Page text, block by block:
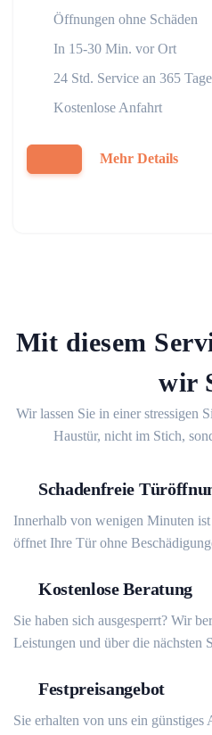
Öffnungen ohne Schäden
In 15-30 Min. vor Ort
24 Std. Service an 365
Kostenlose Anfahrt
Mehr Details
Mit diesem
wir
Wir lassen Sie in einer stressigen
Haustür, nicht im Stich,
Schadenfreie
Innerhalb von wenigen Minuten
öffnet Ihre Tür ohne
Kostenlose Beratung
Sie haben sich ausgesperrt? Wir
Leistungen und über die nächsten
Festpreisangebot
Sie erhalten von uns ein günstiges